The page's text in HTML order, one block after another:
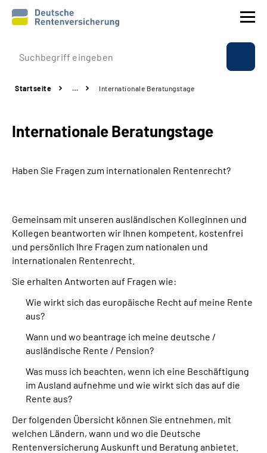
Prävention
Rente
Beratung & Kontakt
Über uns & Presse
Online-Services
Leichte Sprache
Mein Kundenportal
Startseite … Internationale Beratungstage
Internationale Beratungstage
Haben Sie Fragen zum internationalen Rentenrecht?
Gemeinsam mit unseren ausländischen Kolleginnen und
Kollegen beantworten wir Ihnen kompetent, kostenfrei
und persönlich Ihre Fragen zum nationalen und
internationalen Rentenrecht.
Sie erhalten Antworten auf Fragen wie:
Wie wirkt sich das europäische Recht auf meine Rente
aus?
Wann und wo beantrage ich meine deutsche /
ausländische Rente / Pension?
Was muss ich beachten, wenn ich eine Beschäftigung
im Ausland aufnehme und wie wirkt sich das auf die
Rente aus?
Der folgenden Übersicht können Sie entnehmen, mit
welchen Ländern, wann und wo die Deutsche
Rentenversicherung Auskunft und Beratung anbietet.